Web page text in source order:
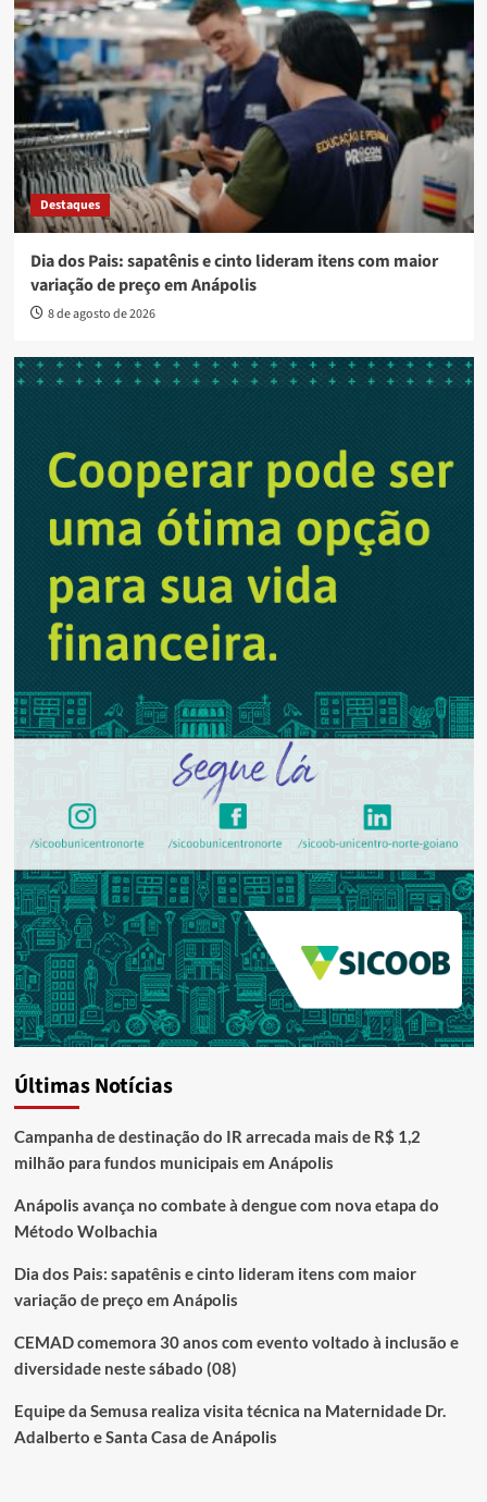
Destaques
Dia dos Pais: sapatênis e cinto lideram itens com maior
variação de preço em Anápolis
8 de agosto de 2026
Últimas Notícias
Campanha de destinação do IR arrecada mais de R$ 1,2
milhão para fundos municipais em Anápolis
Anápolis avança no combate à dengue com nova etapa do
Método Wolbachia
Dia dos Pais: sapatênis e cinto lideram itens com maior
variação de preço em Anápolis
CEMAD comemora 30 anos com evento voltado à inclusão e
diversidade neste sábado (08)
Equipe da Semusa realiza visita técnica na Maternidade Dr.
Adalberto e Santa Casa de Anápolis